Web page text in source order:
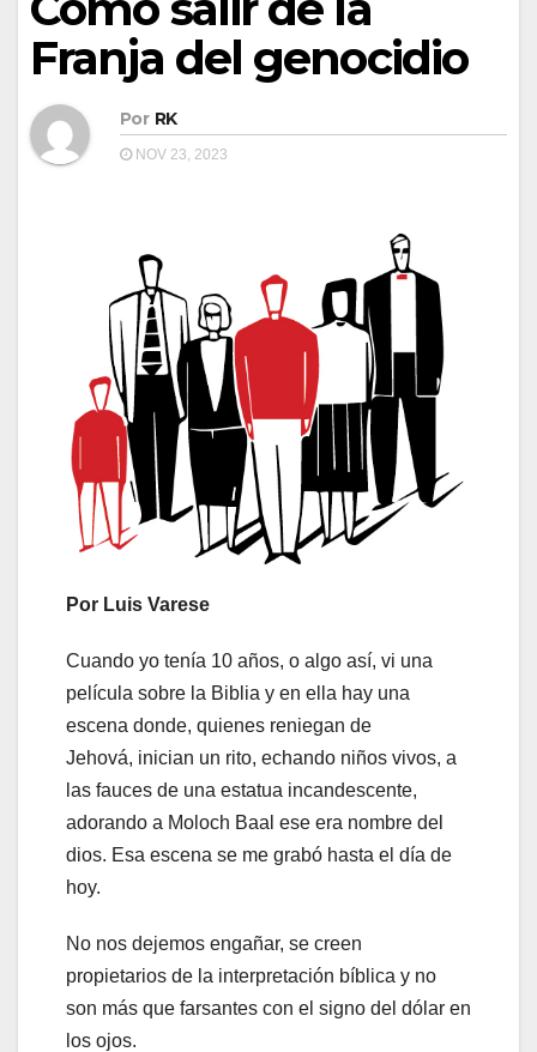
Franja del genocidio
Por RK
NOV 23, 2023
Por Luis Varese
Cuando yo tenía 10 años, o algo así, vi una
película sobre la Biblia y en ella hay una
escena donde, quienes reniegan de
Jehová, inician un rito, echando niños vivos, a
las fauces de una estatua incandescente,
adorando a Moloch Baal ese era nombre del
dios. Esa escena se me grabó hasta el día de
hoy.
No nos dejemos engañar, se creen
propietarios de la interpretación bíblica y no
son más que farsantes con el signo del dólar en
los ojos.